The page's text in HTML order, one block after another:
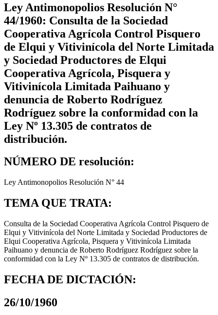
Ley Antimonopolios Resolución N°
44/1960: Consulta de la Sociedad
Cooperativa Agrícola Control Pisquero
de Elqui y Vitivinícola del Norte Limitada
y Sociedad Productores de Elqui
Cooperativa Agrícola, Pisquera y
Vitivinícola Limitada Paihuano y
denuncia de Roberto Rodríguez
Rodríguez sobre la conformidad con la
Ley Nº 13.305 de contratos de
distribución.
NÚMERO DE resolución:
Ley Antimonopolios Resolución N° 44
TEMA QUE TRATA:
Consulta de la Sociedad Cooperativa Agrícola Control Pisquero de
Elqui y Vitivinícola del Norte Limitada y Sociedad Productores de
Elqui Cooperativa Agrícola, Pisquera y Vitivinícola Limitada
Paihuano y denuncia de Roberto Rodríguez Rodríguez sobre la
conformidad con la Ley Nº 13.305 de contratos de distribución.
FECHA DE DICTACIÓN:
26/10/1960